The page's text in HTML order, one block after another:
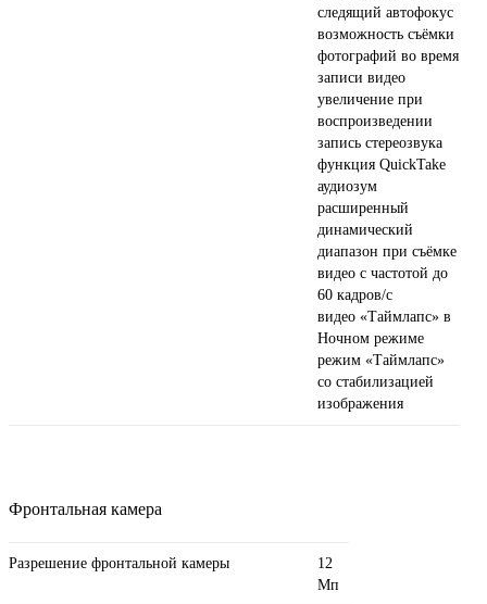
следящий автофокус
возможность съёмки
фотографий во время
записи видео
увеличение при
воспроизведении
запись стереозвука
функция QuickTake
аудиозум
расширенный
динамический
диапазон при съёмке
видео с частотой до
60 кадров/ с
видео «Таймлапс» в
Ночном режиме
режим «Таймлапс»
со стабилизацией
изображения
Фронтальная камера
Разрешение фронтальной камеры
12
Мп